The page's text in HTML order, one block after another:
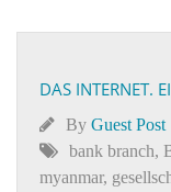
DAS INTERNET.
By Guest Post
bank branch,
myanmar,